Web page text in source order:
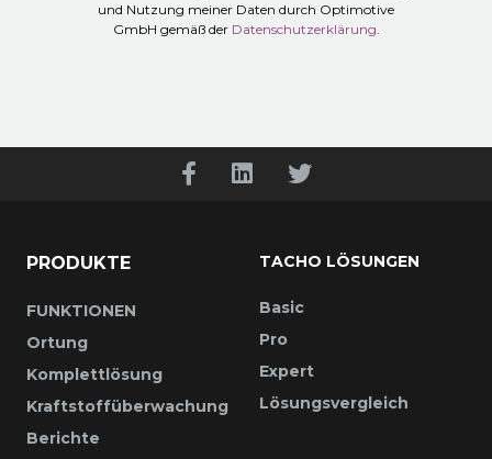
und Nutzung meiner Daten durch Optimotive
GmbH gemäß der Datenschutzerklärung.
PRODUKTE
FUNKTIONEN
Ortung
Komplettlösung
Kraftstoffüberwachung
Berichte
TACHO LÖSUNGEN
Basic
Pro
Expert
Lösungsvergleich